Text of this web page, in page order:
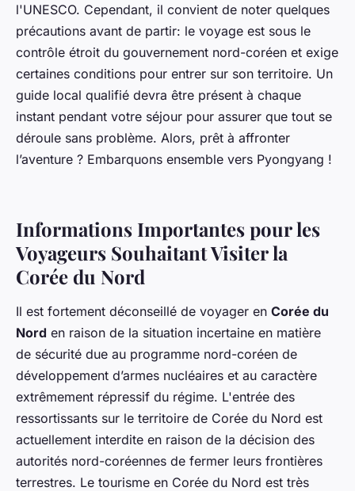
l'UNESCO. Cependant, il convient de noter quelques
précautions avant de partir: le voyage est sous le
contrôle étroit du gouvernement nord-coréen et exige
certaines conditions pour entrer sur son territoire. Un
guide local qualifié devra être présent à chaque
instant pendant votre séjour pour assurer que tout se
déroule sans problème. Alors, prêt à affronter
l’aventure ? Embarquons ensemble vers Pyongyang !
Informations Importantes pour les
Voyageurs Souhaitant Visiter la
Corée du Nord
Il est fortement déconseillé de voyager en Corée du
Nord en raison de la situation incertaine en matière
de sécurité due au programme nord-coréen de
développement d’armes nucléaires et au caractère
extrêmement répressif du régime. L'entrée des
ressortissants sur le territoire de Corée du Nord est
actuellement interdite en raison de la décision des
autorités nord-coréennes de fermer leurs frontières
terrestres. Le tourisme en Corée du Nord est très